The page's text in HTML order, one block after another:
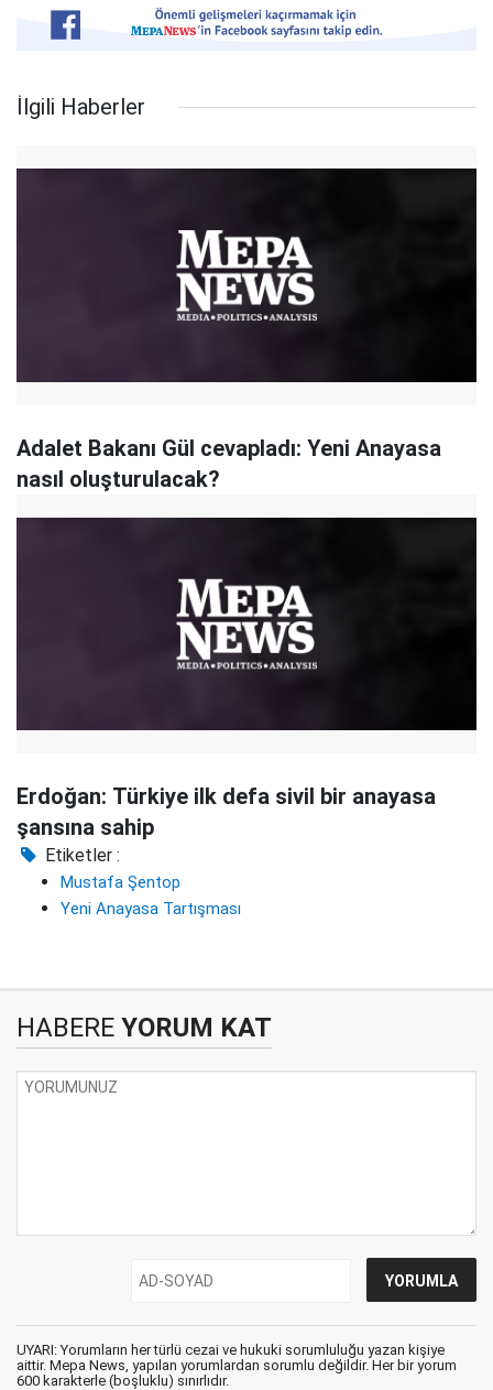
İlgili Haberler
Adalet Bakanı Gül cevapladı: Yeni Anayasa
nasıl oluşturulacak?
Erdoğan: Türkiye ilk defa sivil bir anayasa
şansına sahip
Etiketler :
Mustafa Şentop
Yeni Anayasa Tartışması
HABERE YORUM KAT
UYARI: Yorumların her türlü cezai ve hukuki sorumluluğu yazan kişiye
aittir. Mepa News, yapılan yorumlardan sorumlu değildir. Her bir yorum
600 karakterle (boşluklu) sınırlıdır.